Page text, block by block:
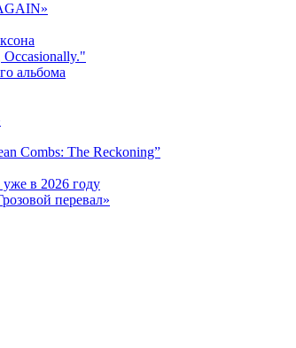
Occasionally."
альбома
Combs: The Reckoning”
в 2026 году
перевал»